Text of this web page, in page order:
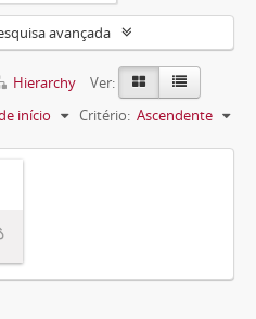
avançada
Hierarchy
Ver:
início Critério: Ascendente